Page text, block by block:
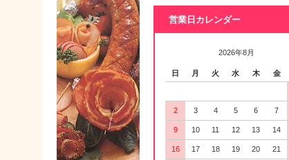
営業日カレンダー
2026年8月
日 月 火 水 木 金
2 3 4 5 6 7
9 10 11 12 13 14
16 17 18 19 20 21